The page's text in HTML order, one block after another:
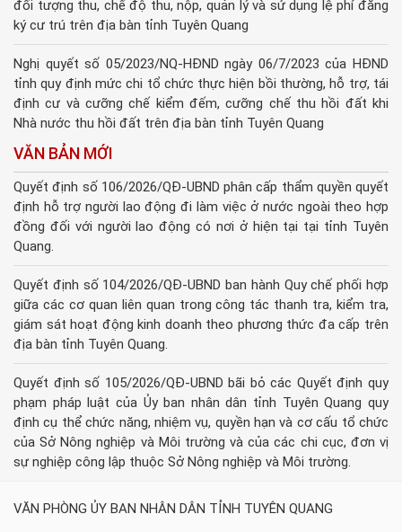
đối tượng thu, chế độ thu, nộp, quản lý và sử dụng lệ phí đăng
ký cư trú trên địa bàn tỉnh Tuyên Quang
Nghị quyết số 05/2023/NQ-HĐND ngày 06/7/2023 của HĐND
tỉnh quy định mức chi tổ chức thực hiện bồi thường, hỗ trợ, tái
định cư và cưỡng chế kiểm đếm, cưỡng chế thu hồi đất khi
Nhà nước thu hồi đất trên địa bàn tỉnh Tuyên Quang
VĂN BẢN MỚI
Quyết định số 106/2026/QĐ-UBND phân cấp thẩm quyền quyết
định hỗ trợ người lao động đi làm việc ở nước ngoài theo hợp
đồng đối với người lao động có nơi ở hiện tại tại tỉnh Tuyên
Quang.
Quyết định số 104/2026/QĐ-UBND ban hành Quy chế phối hợp
giữa các cơ quan liên quan trong công tác thanh tra, kiểm tra,
giám sát hoạt động kinh doanh theo phương thức đa cấp trên
địa bàn tỉnh Tuyên Quang.
Quyết định số 105/2026/QĐ-UBND bãi bỏ các Quyết định quy
phạm pháp luật của Ủy ban nhân dân tỉnh Tuyên Quang quy
định cụ thể chức năng, nhiệm vụ, quyền hạn và cơ cấu tổ chức
của Sở Nông nghiệp và Môi trường và của các chi cục, đơn vị
sự nghiệp công lập thuộc Sở Nông nghiệp và Môi trường.
VĂN PHÒNG ỦY BAN NHÂN DÂN TỈNH TUYÊN QUANG